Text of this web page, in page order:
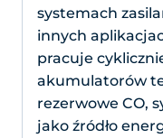
systemach
innych
pracuje
akumulatorów
rezerwowe CO,
jako źródło